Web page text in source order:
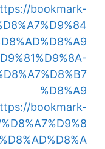
bookmark-
%D8%A9
bookmark-